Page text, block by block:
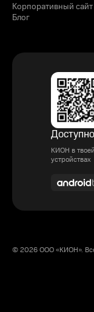
Корпоративный сайт
Блог
КИОН в
устройствах
© 2026 ООО «КИОН».